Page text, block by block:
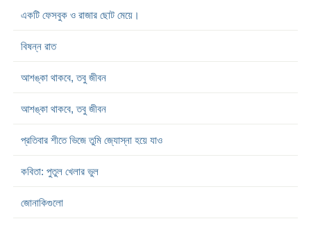
একটি ফেসবুক ও রাজার ছোট মেয়ে।
বিষন্ন রাত
আশঙ্কা থাকবে, তবু জীবন
আশঙ্কা থাকবে, তবু জীবন
প্রতিবার শীতে ভিজে তুমি জ্যোস্না হয়ে যাও
কবিতা: পুতুল খেলার ভুল
জোনাকিগুলো